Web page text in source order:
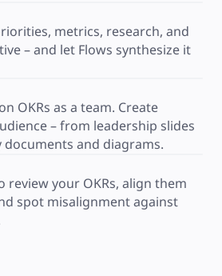
metrics, research, and
– and let Flows synthesize it
OKRs as a team. Create
– from leadership slides
and diagrams.
review your OKRs, align them
spot misalignment against